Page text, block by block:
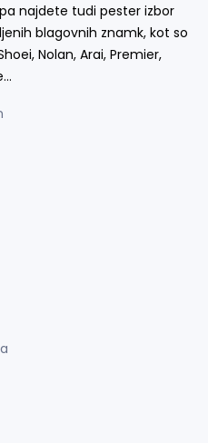
najdete tudi pester izbor
blagovnih znamk, kot so
Nolan, Arai, Premier,